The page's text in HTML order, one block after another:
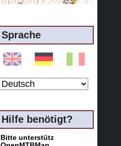
Sprache
Hilfe benötigt?
Bitte unterstütz